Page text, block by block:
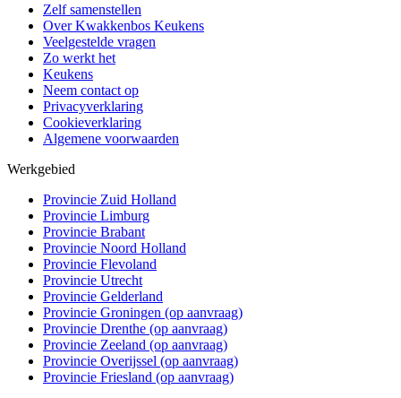
Zelf samenstellen
Over Kwakkenbos Keukens
Veelgestelde vragen
Zo werkt het
Keukens
Neem contact op
Privacyverklaring
Cookieverklaring
Algemene voorwaarden
Werkgebied
Provincie Zuid Holland
Provincie Limburg
Provincie Brabant
Provincie Noord Holland
Provincie Flevoland
Provincie Utrecht
Provincie Gelderland
Provincie Groningen (op aanvraag)
Provincie Drenthe (op aanvraag)
Provincie Zeeland (op aanvraag)
Provincie Overijssel (op aanvraag)
Provincie Friesland (op aanvraag)